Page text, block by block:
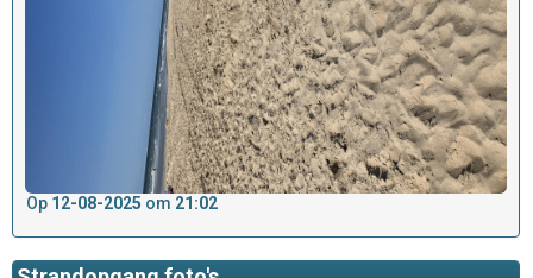
Op 12-08-2025 om 21:02